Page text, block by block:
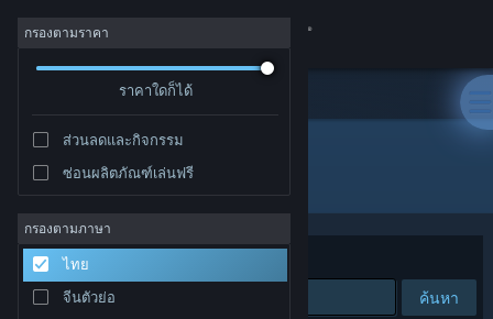
เข้าสู่ระบบ
ชุมชน
เกี่ยวกับ
ฝ่ายสนับสนุน
กรองตามราคา
ราคาใดก็ได้
ส่วนลดและกิจกรรม
ซ่อนผลิตภัณฑ์เล่นฟรี
กรองตามภาษา
ไทย
จีนตัวย่อ
ผู้จัดจำหน่าย: Winged Fox
จัดเรียงตาม
ค้นหา